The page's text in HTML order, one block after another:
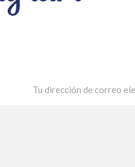
Tu dirección de correo